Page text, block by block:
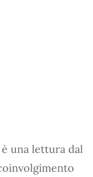
è una lettura dal